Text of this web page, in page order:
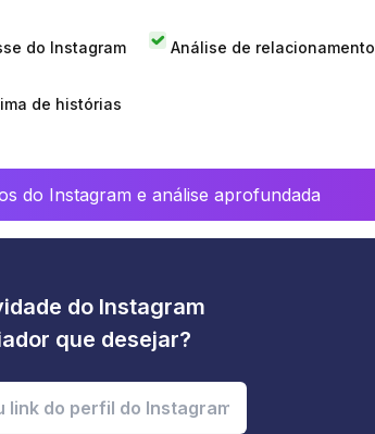
do Instagram Análise de relacionamento
de histórias
do Instagram e análise aprofundada
do Instagram
que desejar?